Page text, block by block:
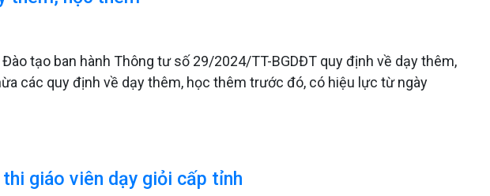
tạo ban hành Thông tư số 29/2024/TT-BGDĐT quy định về dạy thêm,
các quy định về dạy thêm, học thêm trước đó, có hiệu lực từ ngày
giáo viên dạy giỏi cấp tỉnh